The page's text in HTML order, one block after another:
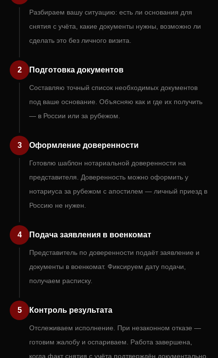
Разбираем вашу ситуацию: есть ли основания для
снятия с учёта, какие документы нужны, возможно ли
сделать это без личного визита.
2 Подготовка документов
Составляю точный список необходимых документов
под ваше основание. Объясняю как и где их получить
— в России или за рубежом.
3 Оформление доверенности
Готовлю шаблон нотариальной доверенности на
представителя. Доверенность можно оформить у
нотариуса за рубежом с апостилем — личный приезд в
Россию не нужен.
4 Подача заявления в военкомат
Представитель по доверенности подаёт заявление и
документы в военкомат. Фиксируем дату подачи,
получаем расписку.
5 Контроль результата
Отслеживаем исполнение. При незаконном отказе —
готовим жалобу и оспариваем. Работа завершена,
когда факт снятия с учёта подтверждён документально.